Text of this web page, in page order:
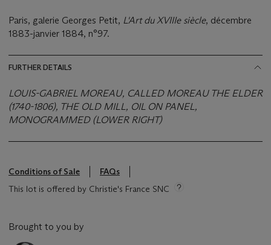
Paris, galerie Georges Petit, L'Art du XVIIIe siècle, décembre
1883-janvier 1884, n°97.
FURTHER DETAILS
LOUIS-GABRIEL MOREAU, CALLED MOREAU THE ELDER
(1740-1806), THE OLD MILL, OIL ON PANEL,
MONOGRAMMED (LOWER RIGHT)
Conditions of Sale
FAQs
This lot is offered by Christie's France SNC
Brought to you by